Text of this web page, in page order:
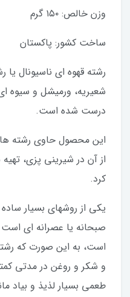
وزن خالص: ۱۵۰ گرم
ساخت کشور: پاکستان
رشته قهوه ای ناسیونال یا
شعیریه، ورمیشل و سیوه
درست شده است.
این محصول حاوی رشته
از آن در شیرینی پزی،
کرد.
یکی از روشهای بسیار
صبحانه یا عصرانه ای
است، به این صورت که
طعمی بسیار لذیذ و بیاد